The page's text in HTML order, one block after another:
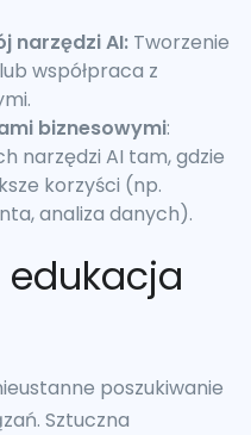
narzędzi AI: Tworzenie
współpraca z
biznesowymi:
narzędzi AI tam, gdzie
korzyści (np.
analiza danych).
poszukiwanie
Sztuczna